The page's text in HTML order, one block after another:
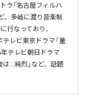
ラ「名古屋フィルハ
、多岐に渡り音楽制
行なっており、
レビ東京ドラマ『量
テレビ朝日ドラマ
は…純烈」など、話題